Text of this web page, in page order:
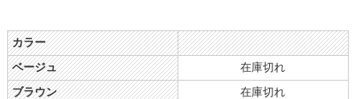
カラー
ベージュ 在庫切れ
ブラウン 在庫切れ